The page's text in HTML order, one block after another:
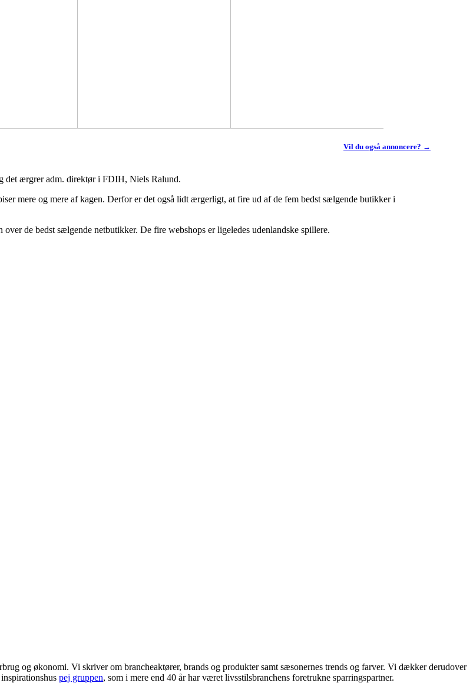
Vil du også annoncere? →
det ærgrer adm. direktør i FDIH, Niels Ralund.
mere og mere af kagen. Derfor er det også lidt ærgerligt, at fire ud af de fem bedst sælgende butikker i
de bedst sælgende netbutikker. De fire webshops er ligeledes udenlandske spillere.
og økonomi. Vi skriver om brancheaktører, brands og produkter samt sæsonernes trends og farver. Vi dækker derudover
pej gruppen, som i mere end 40 år har været livsstilsbranchens foretrukne sparringspartner.